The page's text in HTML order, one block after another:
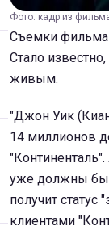
Фото: кадр из
Съемки фильма
Стало
живым.
"Джон Уик
14 миллионов
уже должны
получит
клиентами